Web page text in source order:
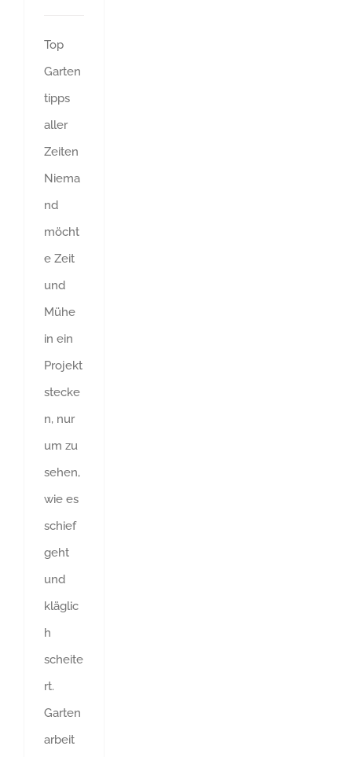
Top
Garten
tipps
aller
Zeiten
Niema
nd
möcht
e Zeit
und
Mühe
in ein
Projekt
stecke
n, nur
um zu
sehen,
wie es
schief
geht
und
kläglic
h
scheite
rt.
Garten
arbeit